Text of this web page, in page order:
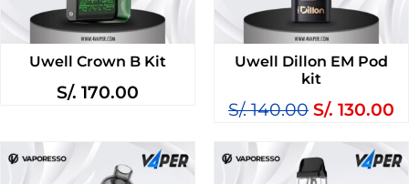
Uwell Crown B Kit
S/. 170.00
Uwell Dillon EM Pod
kit
S/.140.00 S/. 130.00